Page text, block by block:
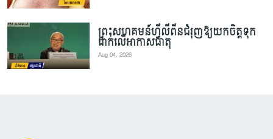
ព្រះសហគមន៍ហ្វីលីពីនជំរុញឱ្យយកចិត្តទុក
ដាក់លើអាកាសធាតុ
Aug 04, 2026